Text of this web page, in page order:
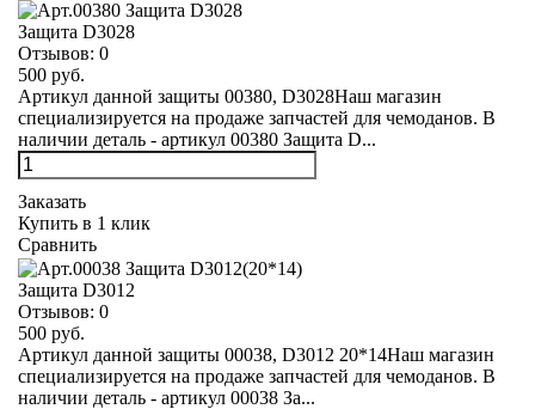
Защита D3028
Отзывов: 0
500 руб.
Артикул данной защиты 00380, D3028Наш магазин
специализируется на продаже запчастей для чемоданов. В
наличии деталь - артикул 00380 Защита D...
Заказать
Купить в 1 клик
Сравнить
Защита D3012
Отзывов: 0
500 руб.
Артикул данной защиты 00038, D3012 20*14Наш магазин
специализируется на продаже запчастей для чемоданов. В
наличии деталь - артикул 00038 За...